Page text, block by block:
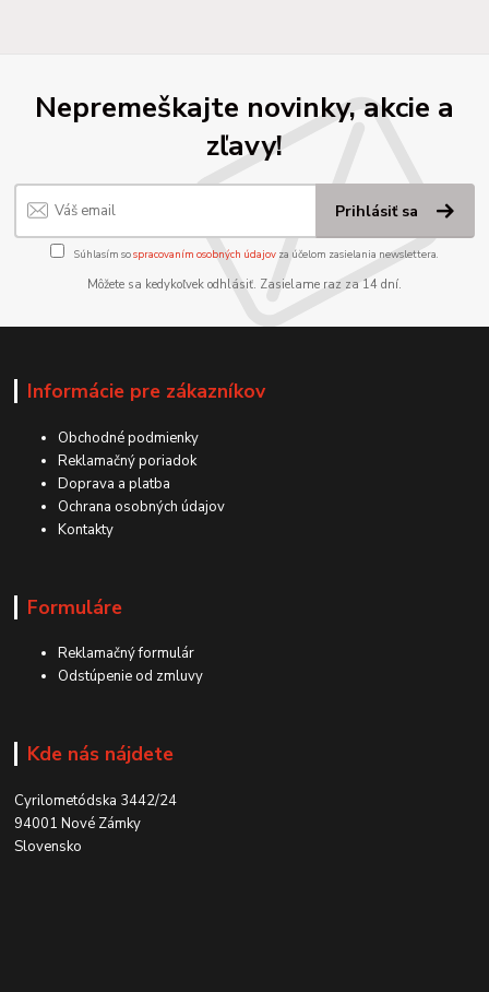
Nepremeškajte novinky, akcie a
zľavy!
Prihlásiť sa
Súhlasím sospracovaním osobných údajov za účelom zasielania newslettera.
Môžete sa kedykoľvek odhlásiť. Zasielame raz za 14 dní.
Informácie pre zákazníkov
Obchodné podmienky
Reklamačný poriadok
Doprava a platba
Ochrana osobných údajov
Kontakty
Formuláre
Reklamačný formulár
Odstúpenie od zmluvy
Kde nás nájdete
Cyrilometódska 3442/24
94001 Nové Zámky
Slovensko